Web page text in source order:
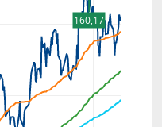
160,17